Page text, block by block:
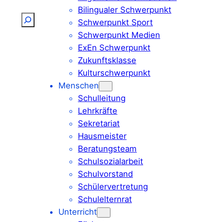
Suchen
Bilingualer Schwerpunkt
Schwerpunkt Sport
Schwerpunkt Medien
ExEn Schwerpunkt
Zukunftsklasse
Kulturschwerpunkt
Menschen
Schulleitung
Lehrkräfte
Sekretariat
Hausmeister
Beratungsteam
Schulsozialarbeit
Schulvorstand
Schülervertretung
Schulelternrat
Unterricht